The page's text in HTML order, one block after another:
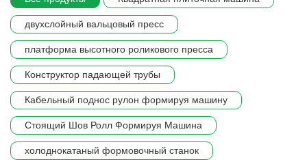
Сцена компании
двухслойный вальцовый пресс
платформа высотного роликового пресса
Конструктор падающей трубы
Кабельный поднос рулон формируя машину
Стоящий Шов Ролл Формируя Машина
холоднокатаный формовочный станок